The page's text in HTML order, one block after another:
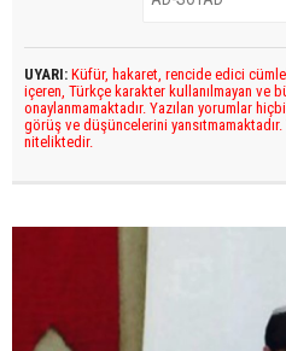
UYARI: Küfür, hakaret, rencide edici
içeren, Türkçe karakter kullanılmayan ve
onaylanmamaktadır. Yazılan yorumlar
görüş ve düşüncelerini yansıtmamaktadır.
niteliktedir.